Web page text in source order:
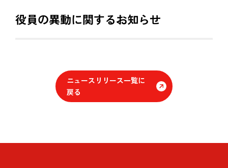
役員の異動に関するお知らせ
ニュースリリース一覧に
戻る